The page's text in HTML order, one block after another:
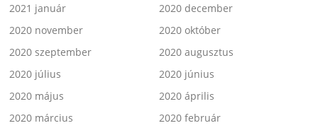
2021 január
2020 december
2020 november
2020 október
2020 szeptember
2020 augusztus
2020 július
2020 június
2020 május
2020 április
2020 március
2020 február